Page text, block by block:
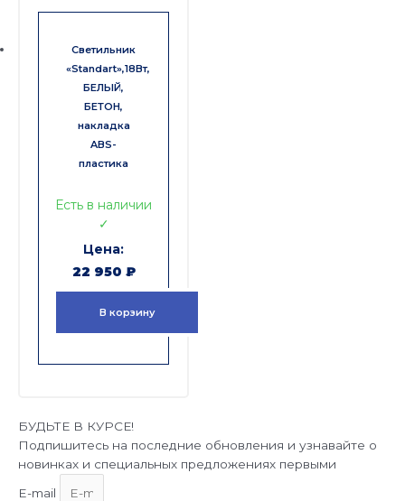
Светильник
«Standart»,18Вт,
БЕЛЫЙ,
БЕТОН,
накладка
ABS-
пластика
Есть в наличии
✓
22 950 ₽
В корзину
БУДЬТЕ В КУРСЕ!
Подпишитесь на последние обновления и узнавайте о
новинках и специальных предложениях первыми
E-mail